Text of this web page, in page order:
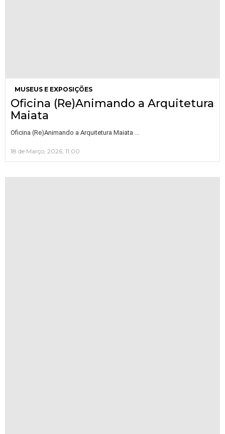
MUSEUS E EXPOSIÇÕES
Oficina (Re)Animando a Arquitetura
Maiata
Oficina (Re)Animando a Arquitetura Maiata …
18 de Março, 2026, 11:00